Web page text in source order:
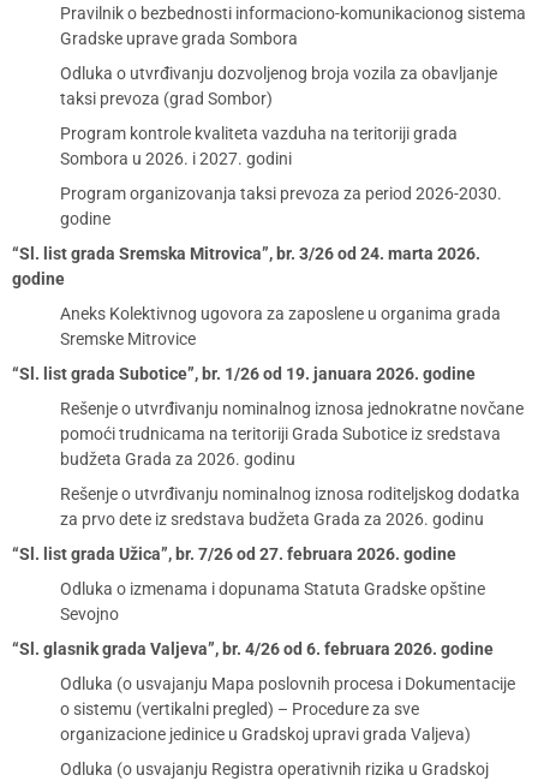
Pravilnik o bezbednosti informaciono-komunikacionog sistema
Gradske uprave grada Sombora
Odluka o utvrđivanju dozvoljenog broja vozila za obavljanje
taksi prevoza (grad Sombor)
Program kontrole kvaliteta vazduha na teritoriji grada
Sombora u 2026. i 2027. godini
Program organizovanja taksi prevoza za period 2026-2030.
godine
“Sl. list grada Sremska Mitrovica”, br. 3/26 od 24. marta 2026.
godine
Aneks Kolektivnog ugovora za zaposlene u organima grada
Sremske Mitrovice
“Sl. list grada Subotice”, br. 1/26 od 19. januara 2026. godine
Rešenje o utvrđivanju nominalnog iznosa jednokratne novčane
pomoći trudnicama na teritoriji Grada Subotice iz sredstava
budžeta Grada za 2026. godinu
Rešenje o utvrđivanju nominalnog iznosa roditeljskog dodatka
za prvo dete iz sredstava budžeta Grada za 2026. godinu
“Sl. list grada Užica”, br. 7/26 od 27. februara 2026. godine
Odluka o izmenama i dopunama Statuta Gradske opštine
Sevojno
“Sl. glasnik grada Valjeva”, br. 4/26 od 6. februara 2026. godine
Odluka (o usvajanju Mapa poslovnih procesa i Dokumentacije
o sistemu (vertikalni pregled) – Procedure za sve
organizacione jedinice u Gradskoj upravi grada Valjeva)
Odluka (o usvajanju Registra operativnih rizika u Gradskoj